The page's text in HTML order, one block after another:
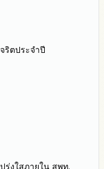
น้าที่
ผู้รับบริการหรือผู้มา
Service)
จำงบประมาณ
ริตประจำปี
ร่งใสภายใน สพท.